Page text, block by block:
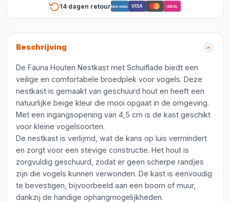
14 dagen retourBancontact VISA iDEAL
Beschrijving
De Fauna Houten Nestkast met Schuiflade biedt een
veilige en comfortabele broedplek voor vogels. Deze
nestkast is gemaakt van geschuurd hout en heeft een
natuurlijke beige kleur die mooi opgaat in de omgeving.
Met een ingangsopening van 4,5 cm is de kast geschikt
voor kleine vogelsoorten.
De nestkast is verlijmd, wat de kans op luis vermindert
en zorgt voor een stevige constructie. Het hout is
zorgvuldig geschuurd, zodat er geen scherpe randjes
zijn die vogels kunnen verwonden. De kast is eenvoudig
te bevestigen, bijvoorbeeld aan een boom of muur,
dankzij de handige ophangmogelijkheden.